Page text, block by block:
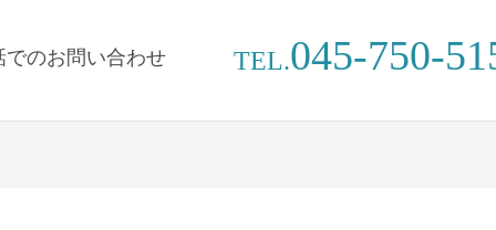
でのお問い合わせ TEL.045-750-